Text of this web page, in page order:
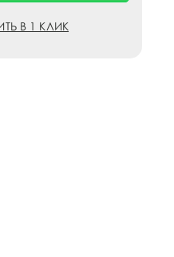
В 1 КЛИК